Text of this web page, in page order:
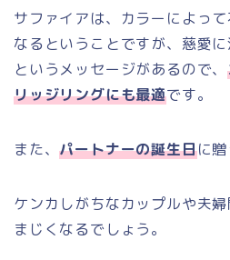
サファイアは、カラーによっ
なるということですが、慈愛
というメッセージがあるので、
リッジリングにも最適です。
また、パートナーの誕生日に贈
ケンカしがちなカップルや夫
まじくなるでしょう。